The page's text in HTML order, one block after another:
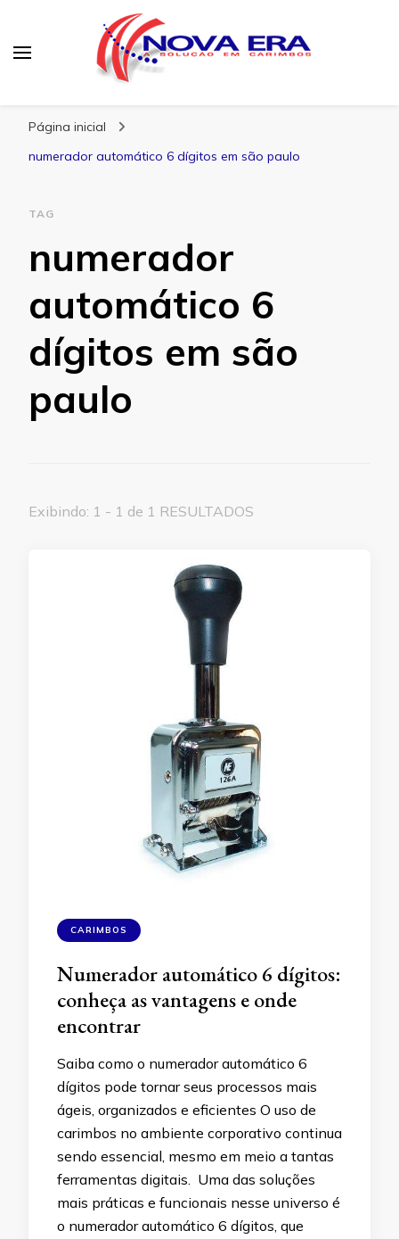
Página inicial
numerador automático 6 dígitos em são paulo
TAG
numerador
automático 6
dígitos em são
paulo
Exibindo: 1 - 1 de 1 RESULTADOS
CARIMBOS
Numerador automático 6 dígitos:
conheça as vantagens e onde
encontrar
Saiba como o numerador automático 6
dígitos pode tornar seus processos mais
ágeis, organizados e eficientes O uso de
carimbos no ambiente corporativo continua
sendo essencial, mesmo em meio a tantas
ferramentas digitais. Uma das soluções
mais práticas e funcionais nesse universo é
o numerador automático 6 dígitos, que